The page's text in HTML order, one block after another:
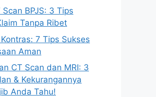
Scan BPJS: 3 Tips
Tanpa Ribet
7 Tips Sukses
Aman
CT Scan dan MRI: 3
& Kekurangannya
Anda Tahu!